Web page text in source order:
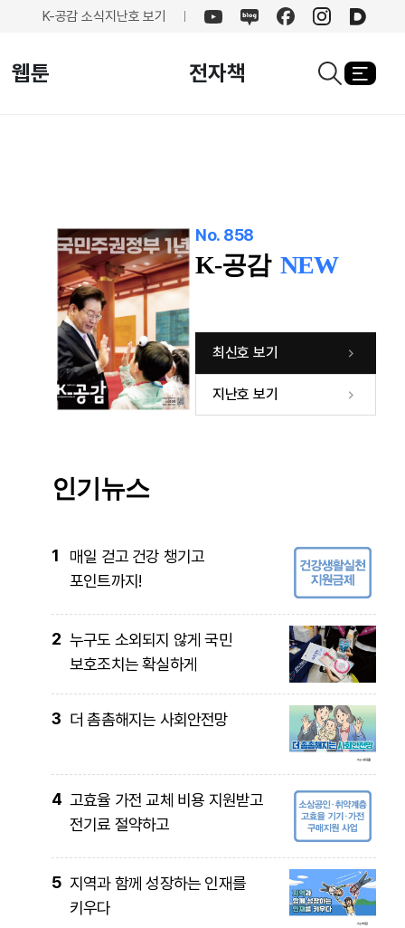
K-공감 소식지난호 보기
유튜브네이버페이스북인스타그램
카카오
웹툰 전자책 열기
No. 858
K-공감 NEW
최신호 보기
지난호 보기
인기뉴스
1
매일 걷고 건강 챙기고
포인트까지!
2 누구도 소외되지 않게 국민
보호조치는 확실하게
3 더 촘촘해지는 사회안전망
4 고효율 가전 교체 비용 지원받고
전기료 절약하고
5 지역과 함께 성장하는 인재를
키우다